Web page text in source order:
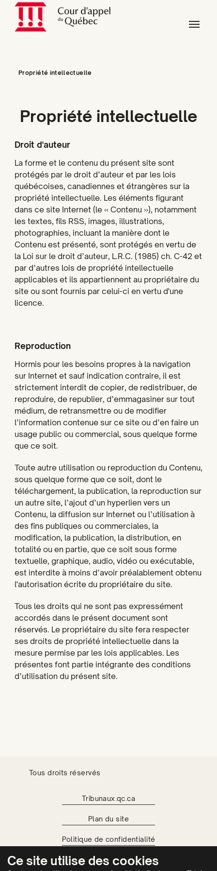
Ce site utilise des cookies
Skip to main content
Skip to page footer
You are here:
Propriété intellectuelle
Propriété intellectuelle
Droit d'auteur
La forme et le contenu du présent site sont
protégés par le droit d’auteur et par les lois
québécoises, canadiennes et étrangères sur la
propriété intellectuelle. Les éléments figurant
dans ce site Internet (le « Contenu »), notamment
les textes, fils RSS, images, illustrations,
photographies, incluant la manière dont le
Contenu est présenté, sont protégés en vertu de
la Loi sur le droit d’auteur, L.R.C. (1985) ch. C-42 et
par d’autres lois de propriété intellectuelle
applicables et ils appartiennent au propriétaire du
site ou sont fournis par celui-ci en vertu d'une
licence.
Reproduction
Hormis pour les besoins propres à la navigation
sur Internet et sauf indication contraire, il est
strictement interdit de copier, de redistribuer, de
reproduire, de republier, d’emmagasiner sur tout
médium, de retransmettre ou de modifier
l’information contenue sur ce site ou d’en faire un
usage public ou commercial, sous quelque forme
que ce soit.
Toute autre utilisation ou reproduction du Contenu,
sous quelque forme que ce soit, dont le
téléchargement, la publication, la reproduction sur
un autre site, l’ajout d’un hyperlien vers un
Contenu, la diffusion sur Internet ou l’utilisation à
des fins publiques ou commerciales, la
modification, la publication, la distribution, en
totalité ou en partie, que ce soit sous forme
textuelle, graphique, audio, vidéo ou exécutable,
est interdite à moins d’avoir préalablement obtenu
l'autorisation écrite du propriétaire du site.
Tous les droits qui ne sont pas expressément
accordés dans le présent document sont
réservés. Le propriétaire du site fera respecter
ses droits de propriété intellectuelle dans la
mesure permise par les lois applicables. Les
présentes font partie intégrante des conditions
d’utilisation du présent site.
Tous droits réservés
Tribunaux.qc.ca
Plan du site
Politique de confidentialité
Conditions d'utilisation